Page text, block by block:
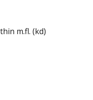
m.fl. (kd)